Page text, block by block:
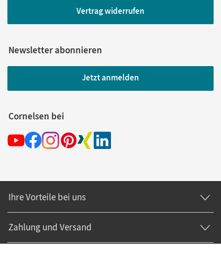
Vertrag widerrufen
Newsletter abonnieren
Jetzt anmelden
Cornelsen bei
Ihre Vorteile bei uns
Zahlung und Versand